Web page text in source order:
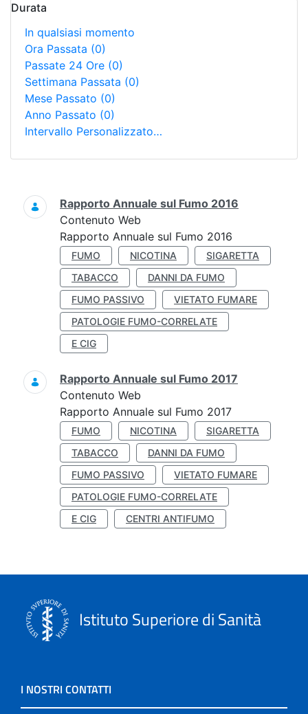
Durata
In qualsiasi momento
Ora Passata (0)
Passate 24 Ore (0)
Settimana Passata (0)
Mese Passato (0)
Anno Passato (0)
Intervallo Personalizzato…
Ricerca
Rapporto Annuale sul Fumo 2016
Contenuto Web
Rapporto Annuale sul Fumo 2016
FUMO NICOTINA
SIGARETTA
TABACCO
DANNI DA FUMO
FUMO PASSIVO
VIETATO FUMARE
PATOLOGIE FUMO-CORRELATE
E CIG
Rapporto Annuale sul Fumo 2017
Contenuto Web
Rapporto Annuale sul Fumo 2017
FUMO NICOTINA
SIGARETTA
TABACCO
DANNI DA FUMO
FUMO PASSIVO
VIETATO FUMARE
PATOLOGIE FUMO-CORRELATE
E CIG
CENTRI ANTIFUMO
Istituto Superiore di Sanità
I NOSTRI CONTATTI